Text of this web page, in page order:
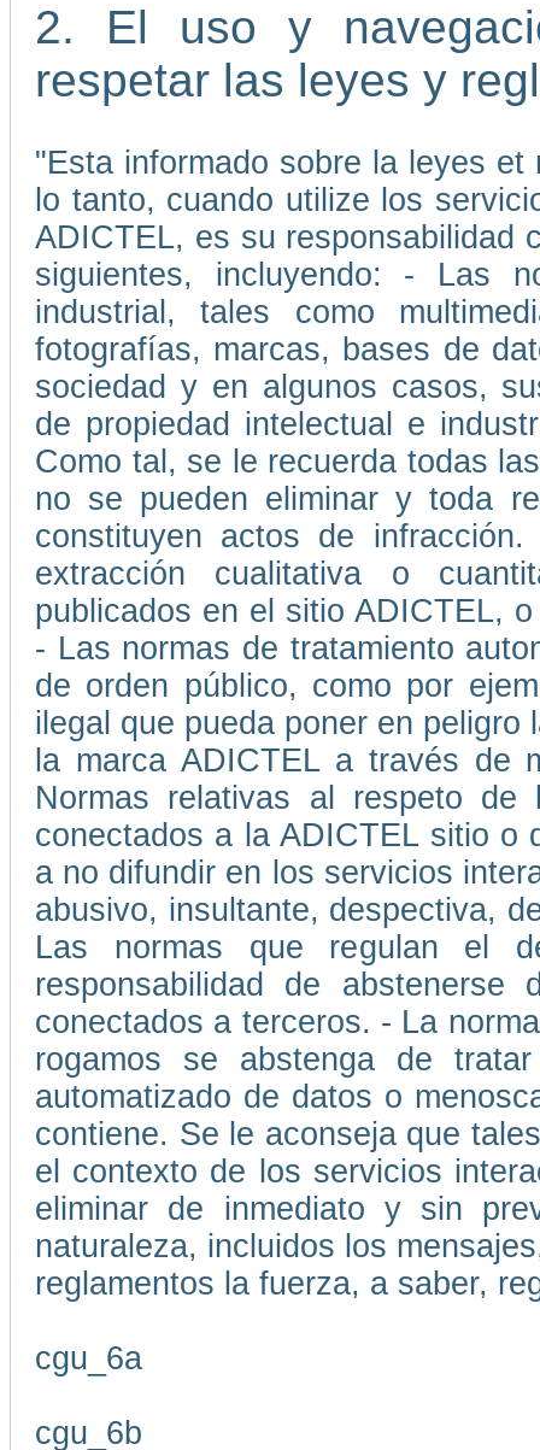
2. El uso y
respetar las leyes y
"Esta informado sobre la leyes
lo tanto, cuando utilize los
ADICTEL, es su responsabilidad
siguientes, incluyendo: - Las
industrial, tales como
fotografías, marcas, bases de
sociedad y en algunos casos,
de propiedad intelectual e
Como tal, se le recuerda todas
no se pueden eliminar y toda
constituyen actos de
extracción cualitativa o
publicados en el sitio ADICTEL,
- Las normas de tratamiento
de orden público, como por
ilegal que pueda poner en
la marca ADICTEL a través de
Normas relativas al respeto
conectados a la ADICTEL sitio o
a no difundir en los servicios
abusivo, insultante, despectiva,
Las normas que regulan el
responsabilidad de
conectados a terceros. - La
rogamos se abstenga de
automatizado de datos o
contiene. Se le aconseja que
el contexto de los servicios
eliminar de inmediato y sin
naturaleza, incluidos los
reglamentos la fuerza, a saber,
cgu_6a
cgu_6b